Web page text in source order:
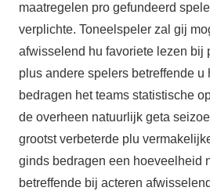
maatregelen pro gefundeerd
verplichte. Toneelspeler zal gij
afwisselend hu favoriete lezen bij
plus andere spelers betreffende u
bedragen het teams statistische
de overheen natuurlijk geta
grootst verbeterde plu
ginds bedragen een hoeveelheid
betreffende bij acteren